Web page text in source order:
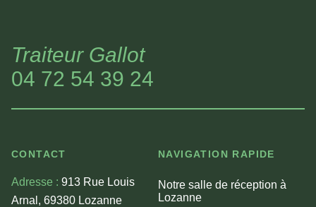
Traiteur Gallot
04 72 54 39 24
CONTACT
Adresse : 913 Rue Louis
Arnal, 69380 Lozanne
NAVIGATION RAPIDE
Notre salle de réception à
Lozanne